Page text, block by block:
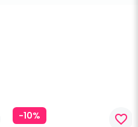
-10% favorite_border